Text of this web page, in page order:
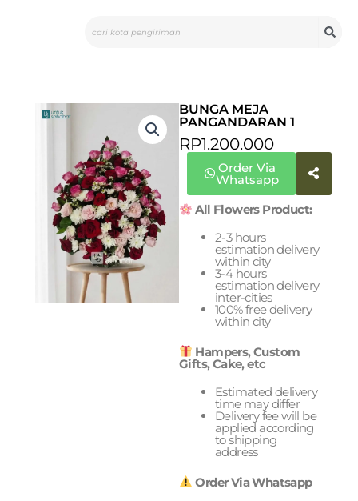
BUNGA MEJA
PANGANDARAN 1
RP1.200.000
Order Via
Whatsapp
All Flowers Product:
2-3 hours
estimation delivery
within city
3-4 hours
estimation delivery
inter-cities
100% free delivery
within city
Hampers, Custom
Gifts, Cake, etc
Estimated delivery
time may differ
Delivery fee will be
applied according
to shipping
address
Order Via Whatsapp